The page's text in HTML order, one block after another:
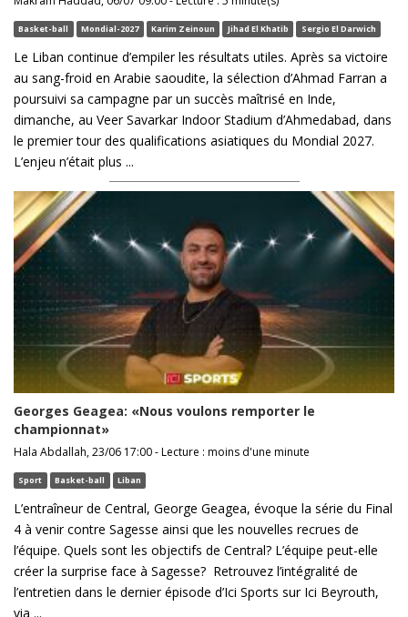
Basket-ball Mondial-2027 Karim Zeinoun Jihad El Khatib Sergio El Darwich
Le Liban continue d’empiler les résultats utiles. Après sa victoire
au sang-froid en Arabie saoudite, la sélection d’Ahmad Farran a
poursuivi sa campagne par un succès maîtrisé en Inde,
dimanche, au Veer Savarkar Indoor Stadium d’Ahmedabad, dans
le premier tour des qualifications asiatiques du Mondial 2027.
L’enjeu n’était plus ...
Georges Geagea: «Nous voulons remporter le
championnat»
Hala Abdallah, 23/06 17:00 - Lecture : moins d'une minute
Sport Basket-ball Liban
L’entraîneur de Central, George Geagea, évoque la série du Final
4 à venir contre Sagesse ainsi que les nouvelles recrues de
l’équipe. Quels sont les objectifs de Central? L’équipe peut-elle
créer la surprise face à Sagesse? Retrouvez l’intégralité de
l’entretien dans le dernier épisode d’Ici Sports sur Ici Beyrouth,
via ...